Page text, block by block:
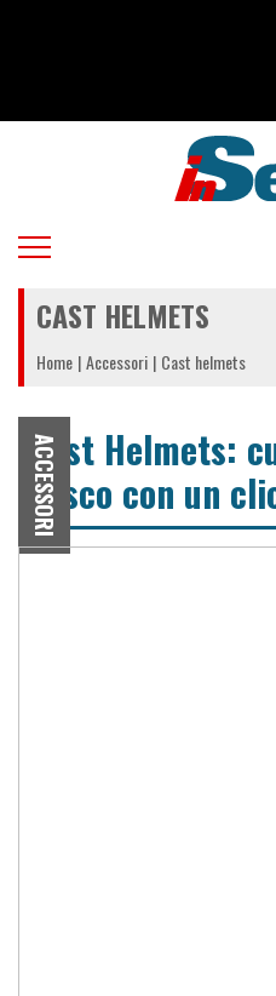
CAST HELMETS
Home Accessori Cast helmets
ACCESSORI
Cast Helmets:
casco con un